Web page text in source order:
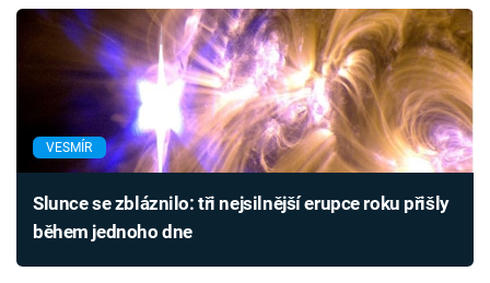
VESMÍR
Slunce se zbláznilo: tři nejsilnější erupce roku přišly
během jednoho dne